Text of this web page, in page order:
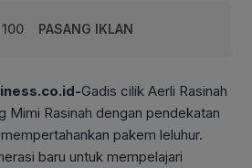
PASANG IKLAN
Gadis cilik Aerli Rasinah
Mimi Rasinah dengan pendekatan
pakem leluhur.
baru untuk mempelajari